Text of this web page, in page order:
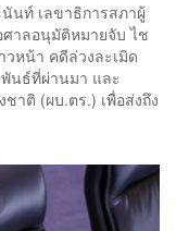
นท์ เลขาธิการสภาผู้
ศาลอนุมัติหมายจับ ไช
หน้า คดีล่วงละเมิด
นธ์ที่ผ่านมา และ
าติ (ผบ.ตร.) เพื่อส่งถึง